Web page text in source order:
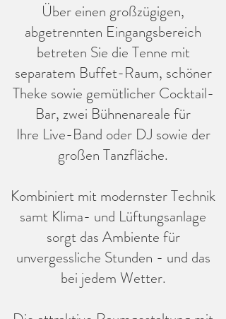
Über einen großzügigen,
abgetrennten Eingangsbereich
betreten Sie die Tenne mit
separatem Buffet-Raum, schöner
Theke sowie gemütlicher Cocktail-
Bar, zwei Bühnenareale für
Ihre Live-Band oder DJ sowie der
großen Tanzfläche.
Kombiniert mit modernster Technik
samt Klima- und Lüftungsanlage
sorgt das Ambiente für
unvergessliche Stunden - und das
bei jedem Wetter.